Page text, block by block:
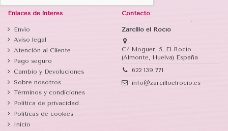
Enlaces de interés
Envío
Aviso legal
Atención al Cliente
Pago seguro
Cambio y Devoluciones
Sobre nosotros
Términos y condiciones
Política de privacidad
Politicas de cookies
Inicio
Contacto
Zarcillo el Rocío
C/ Moguer, 5, El Rocío
(Almonte, Huelva) España
622 139 771
info@zarcilloelrocio.es